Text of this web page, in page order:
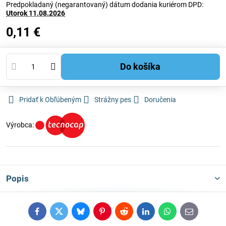
Predpokladaný (negarantovaný) dátum dodania kuriérom DPD:
Utorok 11.08.2026
0,11 €
Do košíka
Pridať k Obľúbeným Strážny pes Doručenia
Výrobca:
Popis
FacebookTwitterBlueskyPinterestRedditLinkedInWhatsApp
E-
mail